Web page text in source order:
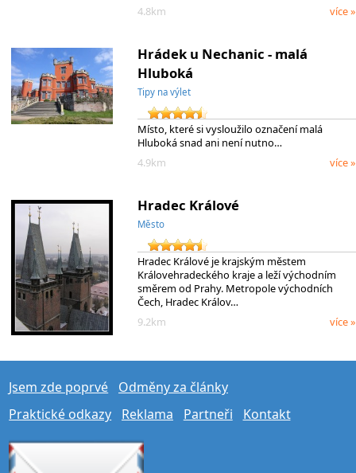
4.8km
více »
Hrádek u Nechanic - malá
Hluboká
Tipy na výlet
Místo, které si vysloužilo označení malá
Hluboká snad ani není nutno…
4.9km
více »
Hradec Králové
Město
Hradec Králové je krajským městem
Královehradeckého kraje a leží východním
směrem od Prahy. Metropole východních
Čech, Hradec Králov…
9.2km
více »
Jsem zde poprvé
Odměny za články
Praktické odkazy
Reklama Partneři Kontakt